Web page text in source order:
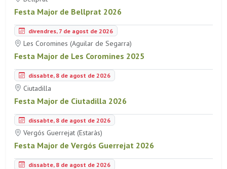
Festa Major de Bellprat 2026
divendres, 7 de agost de 2026
Les Coromines (Aguilar de Segarra)
Festa Major de Les Coromines 2025
dissabte, 8 de agost de 2026
Ciutadilla
Festa Major de Ciutadilla 2026
dissabte, 8 de agost de 2026
Vergós Guerrejat (Estaràs)
Festa Major de Vergós Guerrejat 2026
dissabte, 8 de agost de 2026